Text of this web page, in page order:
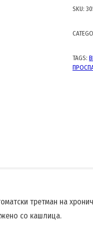
SKU:
TAGS:
третман на
со кашлица.